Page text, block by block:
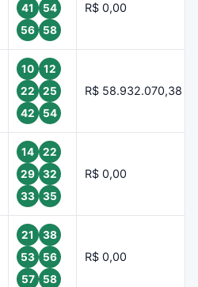
41
54
56
58
R$ 0,00
10
12
22
25
42
54
R$ 58.932.070,38
14
22
29
32
33
35
R$ 0,00
21
38
53
56
57
58
R$ 0,00